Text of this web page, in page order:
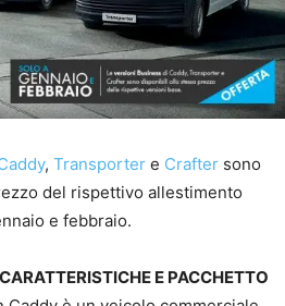
, Transporter e Crafter sono
del rispettivo allestimento
e febbraio.
E PACCHETTO